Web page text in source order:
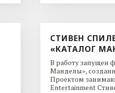
СТИВЕН
«КАТАЛОГ
В работу запущен
Манделы»,
Проектом
Entertainment